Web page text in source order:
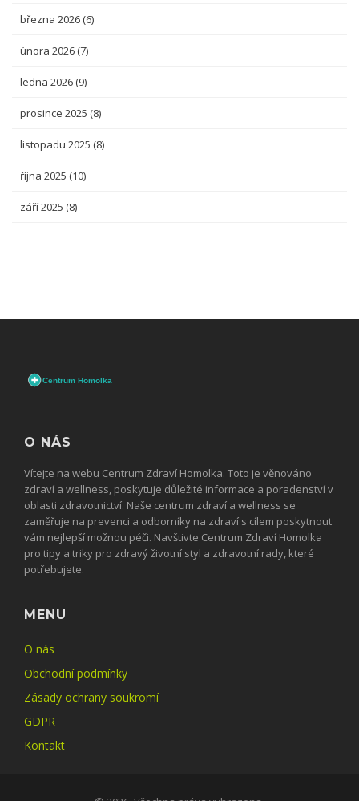
března 2026 (6)
února 2026 (7)
ledna 2026 (9)
prosince 2025 (8)
listopadu 2025 (8)
října 2025 (10)
září 2025 (8)
O NÁS
Vítejte na webu Centrum Zdraví Homolka. Toto je věnováno
zdraví a wellness, poskytuje důležité informace a poradenství v
oblasti zdravotnictví. Naše centrum zdraví a wellness se
zaměřuje na prevenci a odborníky na zdraví s cílem poskytnout
vám nejlepší možnou péči. Navštivte Centrum Zdraví Homolka
pro tipy a triky pro zdravý životní styl a zdravotní rady, které
potřebujete.
MENU
O nás
Obchodní podmínky
Zásady ochrany soukromí
GDPR
Kontakt